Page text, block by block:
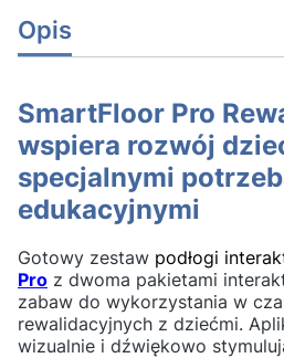
Opis
SmartFloor Pro
wspiera rozwój
specjalnymi
edukacyjnymi
Gotowy zestaw podłogi
Pro z dwoma pakietami
zabaw do wykorzystania w
rewalidacyjnych z dziećmi.
wizualnie i dźwiękowo